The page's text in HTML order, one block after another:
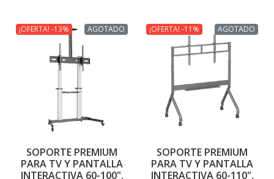
AGOTADO
¡OFERTA! -13%
SOPORTE PREMIUM
PARA TV Y PANTALLA
INTERACTIVA 60-100",
AGOTADO
¡OFERTA! -11%
SOPORTE PREMIUM
PARA TV Y PANTALLA
INTERACTIVA 60-110",